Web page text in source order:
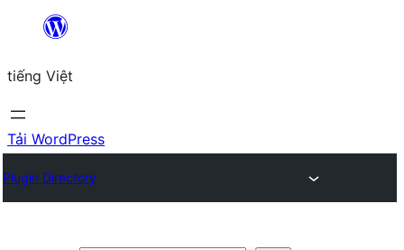
Chuyển
phần
nội
dung
tiếng Việt
Tải WordPress
Plugin Directory